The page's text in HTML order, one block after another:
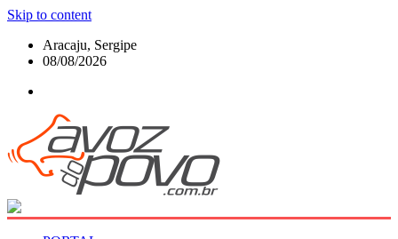
Skip to content
Aracaju, Sergipe
08/08/2026